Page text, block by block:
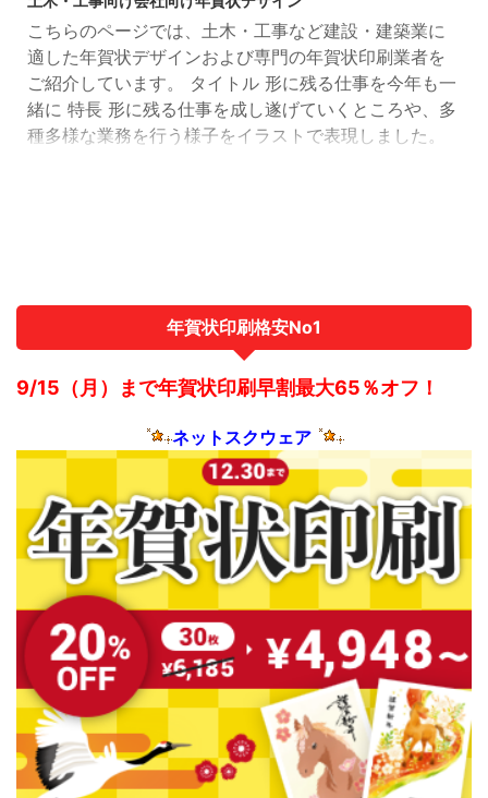
こちらのページでは、土木・工事など建設・建築業に
適した年賀状デザインおよび専門の年賀状印刷業者を
ご紹介しています。 タイトル 形に残る仕事を今年も一
緒に 特長 形に残る仕事を成し遂げていくところや、多
種多様な業務を行う様子をイラストで表現しました。
年賀状印刷格安No1
9/15（月）まで年賀状印刷早割最大65％オフ！
ネットスクウェア